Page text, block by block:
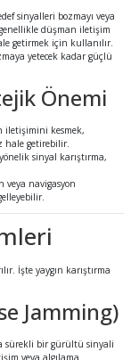
sinyalleri bozmayı veya
düşman iletişim
getirmek için kullanılır.
yetecek kadar güçlü
Önemi
iletişimini kesmek,
hale getirebilir.
sinyal karıştırma,
veya navigasyon
İşte yaygın karıştırma
Jamming)
sürekli bir gürültü sinyali